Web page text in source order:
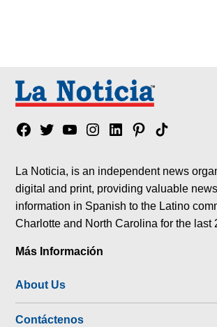
Facebook
TwitterYouTubeInstagram
LinkedinPinterest
Tik
La Noticia, is an independent news
digital and print, providing valuable
information in Spanish to the Latino
Charlotte and North Carolina for the last
Más Información
About Us
Contáctenos